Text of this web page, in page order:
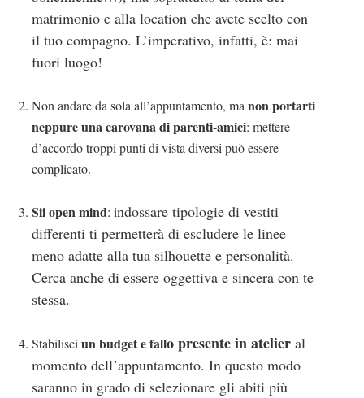
matrimonio e alla location che avete scelto con
il tuo compagno. L’imperativo, infatti, è: mai
fuori luogo!
Non andare da sola all’appuntamento, manon portarti
neppure una carovana di parenti-amici: mettere
d’accordo troppi punti di vista diversi può essere
complicato.
Sii open mind: indossare tipologie di vestiti
differenti ti permetterà di escludere le linee
meno adatte alla tua silhouette e personalità.
Cerca anche di essere oggettiva e sincera con te
stessa.
Stabilisciun budget e fallo presente in atelier al
momento dell’appuntamento. In questo modo
saranno in grado di selezionare gli abiti più